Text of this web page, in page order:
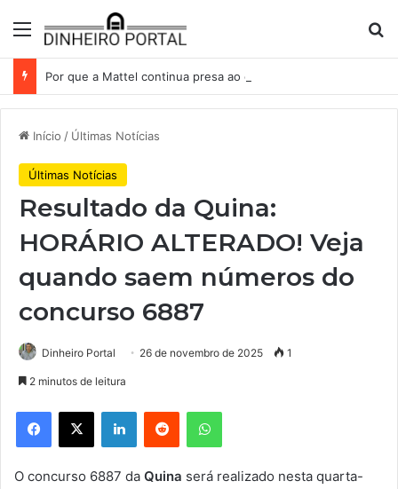
Menu
Início / Últimas Notícias
Últimas Notícias
Resultado da Quina:
HORÁRIO ALTERADO! Veja
quando saem números do
concurso 6887
Dinheiro Portal 26 de novembro de 2025 1
2 minutos de leitura
Facebook
X LinkedinReddit WhatsApp
O concurso 6887 da Quina será realizado nesta quarta-